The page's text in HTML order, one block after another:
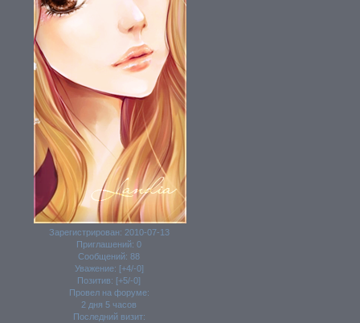
Зарегистрирован: 2010-07-13
Приглашений: 0
Сообщений: 88
Уважение: [+4/-0]
Позитив: [+5/-0]
Провел на форуме:
2 дня 5 часов
Последний визит: